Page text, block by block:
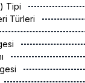
Tipi
Türleri